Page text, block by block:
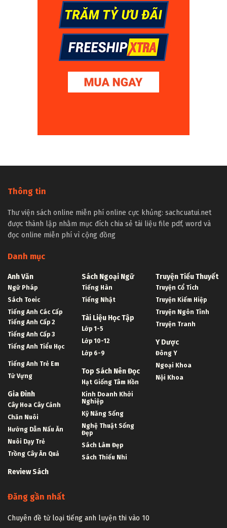
Thông tin
Thư viện sách online miễn phí online cực khủng: sachcuatui.net
được thành lập nhằm mục đích chia sẻ tài liệu file pdf, word và
đọc online miễn phí vì cộng đồng
Danh mục
Anh Văn
Ngữ Pháp
Sách Toeic
Tiếng Anh Các Cấp
Tiếng Anh Cấp 2
Tiếng Anh Cấp 3
Tiếng Anh Tiểu Học
Tiếng Anh Trẻ Em
Từ Vựng
Gia Đình
Cây Hoa Cây Cảnh
Chăn Nuôi
Hướng Dẫn Nấu Ăn
Nuôi Dạy Trẻ
Trồng Cây Ăn Quả
Review Sách
Sách Ngoại Ngữ
Tiếng Hàn
Tiếng Nhật
Tài Liệu Học Tập
Lớp 1-5
Lớp 10-12
Lớp 6-9
Top Sách Nên Đọc
Hạt Giống Tâm Hồn
Kinh Doanh Khởi
Nghiệp
Kỹ Năng Sống
Nghệ Thuật Sống
Đẹp
Sách Làm Đẹp
Sách Thiếu Nhi
Truyện Tiểu Thuyết
Truyện Cổ Tích
Truyện Kiếm Hiệp
Truyện Ngôn Tình
Truyện Tranh
Y Dược
Đông Y
Ngoại Khoa
Nội Khoa
Đăng gần nhất
Chuyên đề từ loại tiếng anh luyện thi vào 10